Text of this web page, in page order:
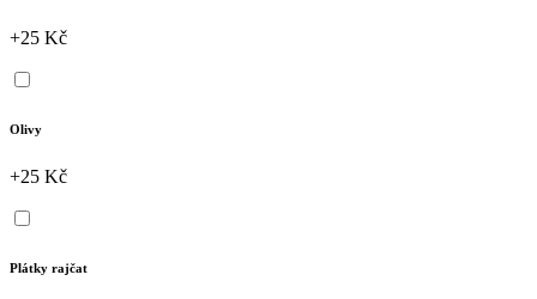
+25 Kč
Olivy
+25 Kč
Plátky rajčat